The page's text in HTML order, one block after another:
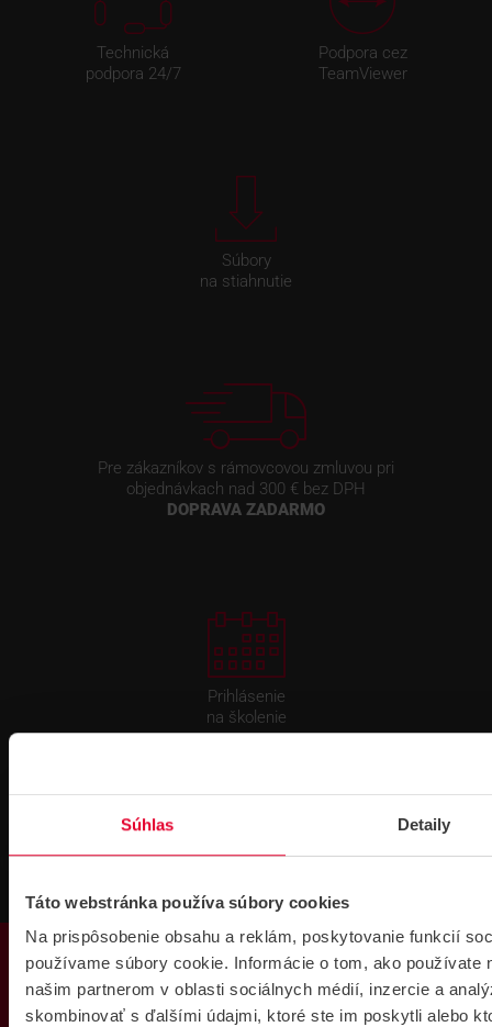
Súhlas Detaily
Táto webstránka používa súbory cookies
Na prispôsobenie obsahu a reklám, poskytovanie funkcií
používame súbory cookie. Informácie o tom, ako používate
našim partnerom v oblasti sociálnych médií, inzercie a
skombinovať s ďalšími údajmi, ktoré ste im poskytli alebo
PRODUKTY
Technická
podpora 24/7
Podpora cez
TeamViewer
Súbory
na stiahnutie
Pre zákazníkov s rámovcovou zmluvou pri
objednávkach nad 300 € bez DPH
DOPRAVA ZADARMO
Prihlásenie
na školenie
Fakturačné údaje
IČO: 36340804 | DIČ: 2021919658
IČ DPH: SK2021919658
IBAN : SK51 1100 0000 0029 4205 9929
zapísané v OR MS Bratislava III,